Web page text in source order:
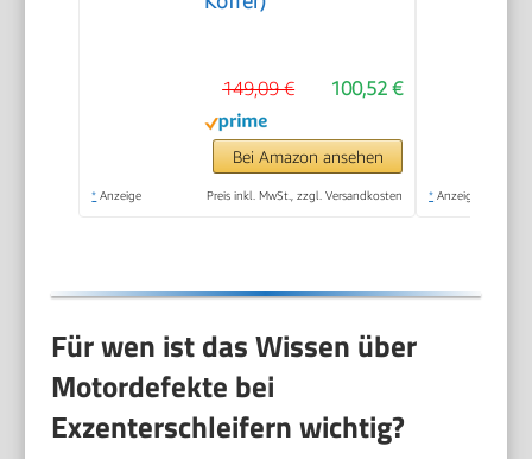
100,52 €
149,09 €
Bei Amazon ansehen
* Anzeige Preis inkl. MwSt., zzgl. Versandkosten * Anzeige
Für wen ist das Wissen über
Motordefekte bei
Exzenterschleifern wichtig?